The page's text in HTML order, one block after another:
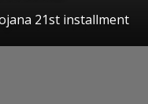
21st installment